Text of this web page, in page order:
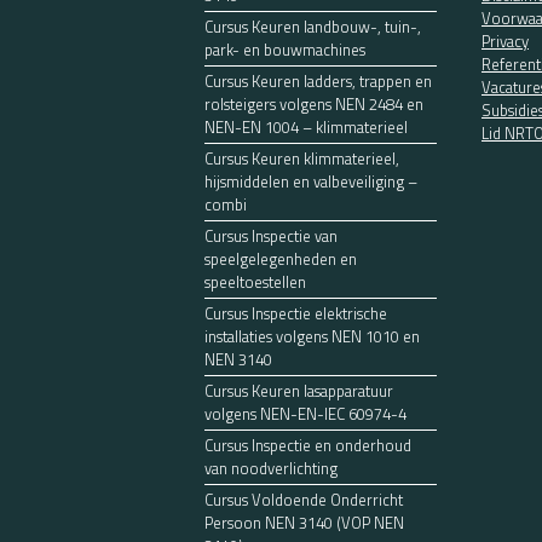
Cursus Keuren landbouw-, tuin-,
park- en bouwmachines
Cursus Keuren ladders, trappen en
rolsteigers volgens NEN 2484 en
NEN-EN 1004 – klimmaterieel
Cursus Keuren klimmaterieel,
hijsmiddelen en valbeveiliging –
combi
Cursus Inspectie van
speelgelegenheden en
speeltoestellen
Cursus Inspectie elektrische
installaties volgens NEN 1010 en
NEN 3140
Cursus Keuren lasapparatuur
volgens NEN-EN-IEC 60974-4
Cursus Inspectie en onderhoud
van noodverlichting
Cursus Voldoende Onderricht
Persoon NEN 3140 (VOP NEN
Privacy
Lid NRTO